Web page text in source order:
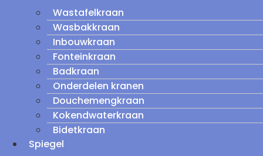
Wastafelkraan
Wasbakkraan
Inbouwkraan
Fonteinkraan
Badkraan
Onderdelen kranen
Douchemengkraan
Kokendwaterkraan
Bidetkraan
Spiegel